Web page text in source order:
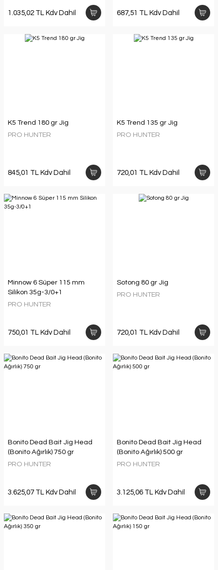
1.035,02 TL Kdv Dahil 687,51 TL Kdv Dahil
K5 Trend 180 gr Jig
PRO HUNTER
845,01 TL Kdv Dahil
K5 Trend 135 gr Jig
PRO HUNTER
720,01 TL Kdv Dahil
Minnow 6 Süper 115 mm
Silikon 35g-3/0+1
PRO HUNTER
750,01 TL Kdv Dahil
Sotong 80 gr Jig
PRO HUNTER
720,01 TL Kdv Dahil
Bonito Dead Bait Jig Head
(Bonito Ağırlık) 750 gr
PRO HUNTER
3.625,07 TL Kdv Dahil
Bonito Dead Bait Jig Head
(Bonito Ağırlık) 500 gr
PRO HUNTER
3.125,06 TL Kdv Dahil